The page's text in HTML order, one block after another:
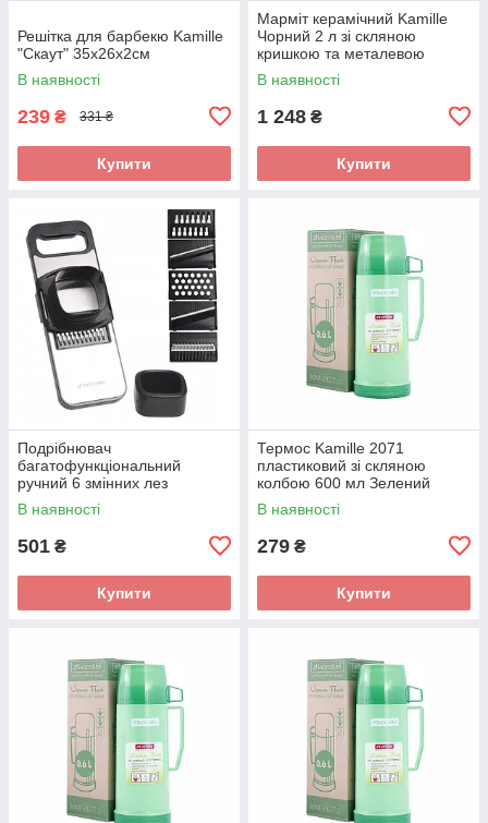
Решітка для барбекю Kamille
"Скаут" 35х26х2см
В наявності
239 ₴ 331 ₴
Купити
Марміт керамічний Kamille
Чорний 2 л зі скляною
кришкою та металевою
підставкою KM-6421
В наявності
1 248 ₴
Купити
Подрібнювач
багатофункціональний
ручний 6 змінних лез
КМ-3005
В наявності
501 ₴
Купити
Термос Kamille 2071
пластиковий зі скляною
колбою 600 мл Зелений
В наявності
279 ₴
Купити